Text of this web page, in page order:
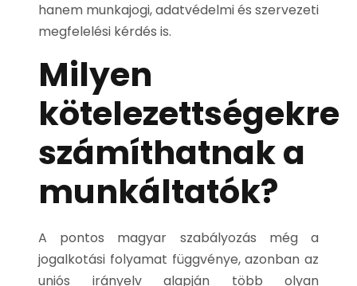
hanem munkajogi, adatvédelmi és szervezeti
megfelelési kérdés is.
Milyen
kötelezettségekre
számíthatnak a
munkáltatók?
A pontos magyar szabályozás még a
jogalkotási folyamat függvénye, azonban az
uniós irányelv alapján több olyan